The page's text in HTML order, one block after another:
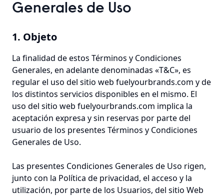
Generales de Uso
1. Objeto
La finalidad de estos Términos y Condiciones
Generales, en adelante denominadas «T&C», es
regular el uso del sitio web fuelyourbrands.com y de
los distintos servicios disponibles en el mismo. El
uso del sitio web fuelyourbrands.com implica la
aceptación expresa y sin reservas por parte del
usuario de los presentes Términos y Condiciones
Generales de Uso.
Las presentes Condiciones Generales de Uso rigen,
junto con la Política de privacidad, el acceso y la
utilización, por parte de los Usuarios, del sitio Web